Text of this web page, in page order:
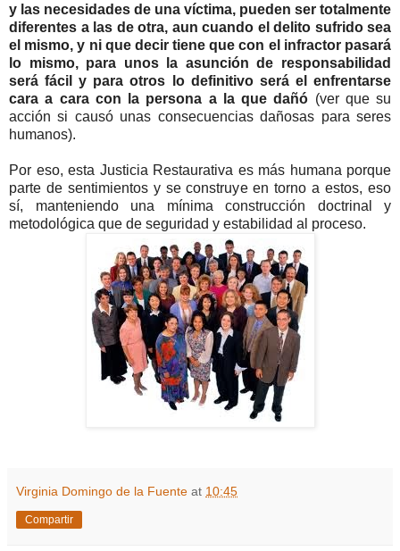
y las necesidades de una víctima, pueden ser totalmente
diferentes a las de otra, aun cuando el delito sufrido sea
el mismo, y ni que decir tiene que con el infractor pasará
lo mismo, para unos la asunción de responsabilidad
será fácil y para otros lo definitivo será el enfrentarse
cara a cara con la persona a la que dañó (ver que su
acción si causó unas consecuencias dañosas para seres
humanos).
Por eso, esta Justicia Restaurativa es más humana porque
parte de sentimientos y se construye en torno a estos, eso
sí, manteniendo una mínima construcción doctrinal y
metodológica que de seguridad y estabilidad al proceso.
Virginia Domingo de la Fuente at 10:45
Compartir